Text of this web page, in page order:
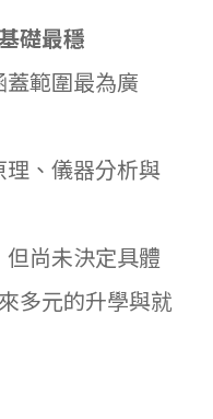
礎最穩
範圍最為廣
、儀器分析與
尚未決定具體
多元的升學與就